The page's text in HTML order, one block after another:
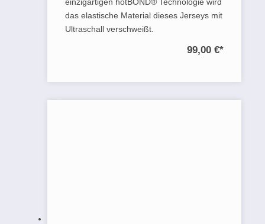
das elastische Material dieses Jerseys mit
Ultraschall verschweißt.
99,00 €*